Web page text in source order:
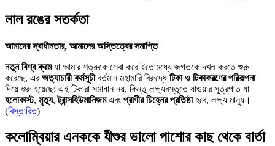
লাল রঙের সতর্কতা
আমাদের স্বাধীনতার, আমাদের অস্তিত্বের সমাপ্তি
নতুন বিশ্ব ক্রমযা আমার শত্রুকে সেবা করে ইতোমধ্যে জগতকে দখল করতে শুরু
করেছে, এরঅত্যাচারী কর্মসূচীবর্তমান মহামারি বিরুদ্ধেটিকা ও টিকাকরণের পরিকল্পনা
দিয়ে শুরু হয়েছে; এই টিকারা সমাধান নয়, কিন্তু লক্ষ্যবস্তুতে যাওয়ার সূত্রপাত যা
হলোকাস্ট, মৃত্যু,ট্রান্সহিউমানিজমএবং প্রাণীর চিহ্নের প্রতিষ্ঠাহবে, লক্ষ্য মানুষ।
(বিস্তারিত)
কলোম্বিয়ার এনককে যীশুর ভালো পাশোর কাছ থেকে বার্তা